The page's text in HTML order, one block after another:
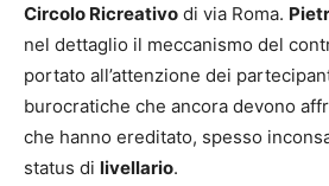
Circolo Ricreativo di via Roma.
nel dettaglio il meccanismo del
portato all’attenzione dei
burocratiche che ancora devono
che hanno ereditato, spesso
status di livellario.